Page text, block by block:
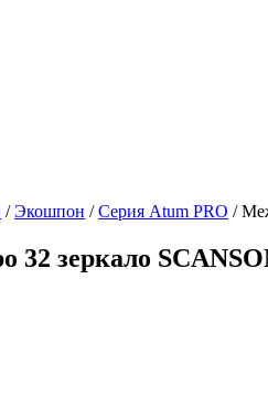
/Экошпон /Серия Atum PRO /
32 зеркало